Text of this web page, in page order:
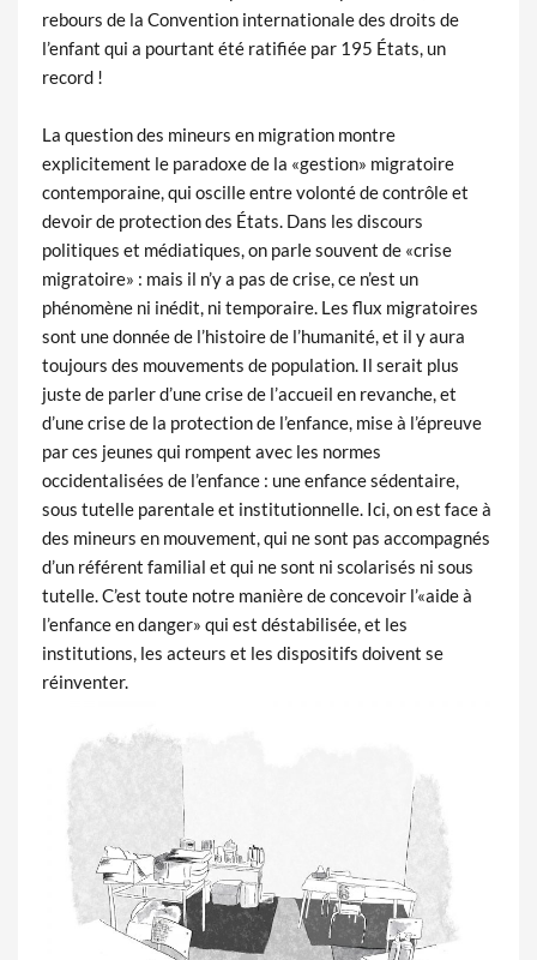
rebours de la Convention internationale des droits de
l’enfant qui a pourtant été ratifiée par 195 États, un
record !
La question des mineurs en migration montre
explicitement le paradoxe de la «gestion» migratoire
contemporaine, qui oscille entre volonté de contrôle et
devoir de protection des États. Dans les discours
politiques et médiatiques, on parle souvent de «crise
migratoire» : mais il n’y a pas de crise, ce n’est un
phénomène ni inédit, ni temporaire. Les flux migratoires
sont une donnée de l’histoire de l’humanité, et il y aura
toujours des mouvements de population. Il serait plus
juste de parler d’une crise de l’accueil en revanche, et
d’une crise de la protection de l’enfance, mise à l’épreuve
par ces jeunes qui rompent avec les normes
occidentalisées de l’enfance : une enfance sédentaire,
sous tutelle parentale et institutionnelle. Ici, on est face à
des mineurs en mouvement, qui ne sont pas accompagnés
d’un référent familial et qui ne sont ni scolarisés ni sous
tutelle. C’est toute notre manière de concevoir l’«aide à
l’enfance en danger» qui est déstabilisée, et les
institutions, les acteurs et les dispositifs doivent se
réinventer.